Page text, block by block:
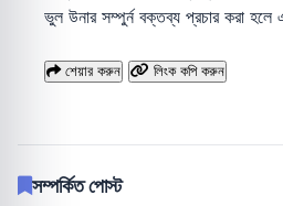
ভুল উনার সম্পুর্ন বক্তব্য প্রচার করা
শেয়ার করুন লিংক কপি করুন
সম্পর্কিত পোস্ট